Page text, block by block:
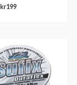
kr199